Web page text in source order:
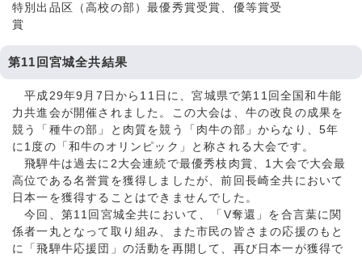
特別出品区（高校の部）最優秀賞受賞、優等賞受
賞
第11回宮城全共結果
平成29年9月7日から11日に、宮城県で第11回全国和牛能
力共進会が開催されました。この大会は、牛の改良の成果を
競う「種牛の部」と肉質を競う「肉牛の部」からなり、5年
に1度の「和牛のオリンピック」と称される大会です。
飛騨牛は過去に2大会連続で最優秀枝肉賞、1大会で大会最
高位である名誉賞を獲得しましたが、前回長崎全共において
日本一を獲得することはできませんでした。
今回、第11回宮城全共において、「V奪還」を合言葉に関
係者一丸となって取り組み、また市民の皆さまの応援のもと
に「飛騨牛応援団」の活動を再開して、再び日本一が獲得で